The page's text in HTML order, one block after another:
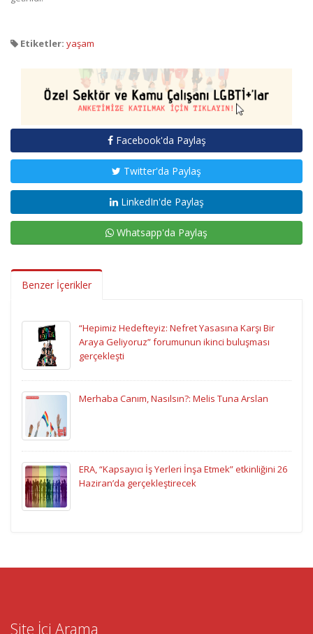
Etiketler: yaşam
Facebook'da Paylaş
Twitter'da Paylaş
LinkedIn'de Paylaş
Whatsapp'da Paylaş
Benzer İçerikler
“Hepimiz Hedefteyiz: Nefret Yasasına Karşı Bir
Araya Geliyoruz” forumunun ikinci buluşması
gerçekleşti
Merhaba Canım, Nasılsın?: Melis Tuna Arslan
ERA, “Kapsayıcı İş Yerleri İnşa Etmek” etkinliğini 26
Haziran’da gerçekleştirecek
Site İçi Arama